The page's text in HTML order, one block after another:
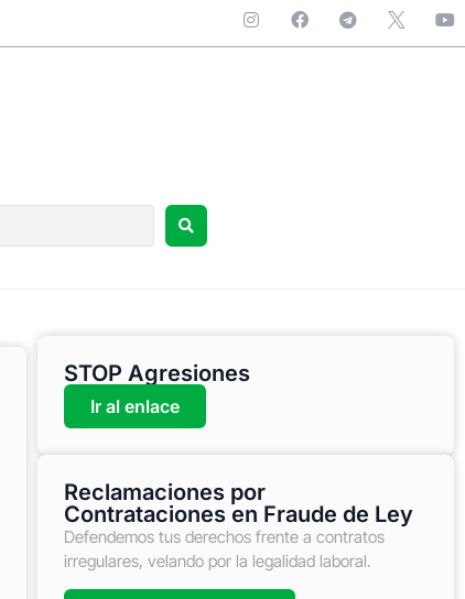
STOP Agresiones
Ir al enlace
Reclamaciones por
Contrataciones en Fraude de Ley
Defendemos tus derechos frente a contratos
irregulares, velando por la legalidad laboral.